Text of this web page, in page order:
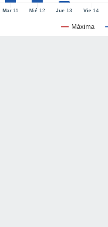
Máxima
Mar11 Mié 12 Jue 13 Vie14